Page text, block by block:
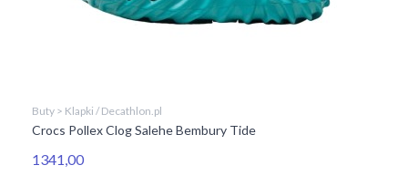
Buty > Klapki / Decathlon.pl
Crocs Pollex Clog Salehe Bembury Tide
1341,00